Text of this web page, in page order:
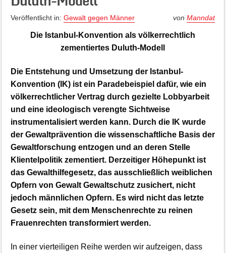
Veröffentlicht in: Gewalt gegen Männer vonManndat
Die Istanbul-Konvention als völkerrechtlich
zementiertes Duluth-Modell
Die Entstehung und Umsetzung der Istanbul-
Konvention (IK) ist ein Paradebeispiel dafür, wie ein
völkerrechtlicher Vertrag durch gezielte Lobbyarbeit
und eine ideologisch verengte Sichtweise
instrumentalisiert werden kann. Durch die IK wurde
der Gewaltprävention die wissenschaftliche Basis der
Gewaltforschung entzogen und an deren Stelle
Klientelpolitik zementiert. Derzeitiger Höhepunkt ist
das Gewalthilfegesetz, das ausschließlich weiblichen
Opfern von Gewalt Gewaltschutz zusichert, nicht
jedoch männlichen Opfern. Es wird nicht das letzte
Gesetz sein, mit dem Menschenrechte zu reinen
Frauenrechten transformiert werden.
In einer vierteiligen Reihe werden wir aufzeigen, dass